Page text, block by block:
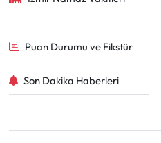
Puan Durumu ve Fikstür
Son Dakika Haberleri